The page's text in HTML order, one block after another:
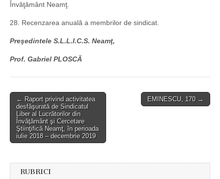
Învăţământ Neamţ.
28. Recenzarea anuală a membrilor de sindicat.
Preşedintele S.L.L.I.C.S. Neamţ,
Prof. Gabriel PLOSCĂ
Post
navigation
← Raport privind activitatea
desfăşurată de Sindicatul
Liber al Lucrătorilor din
Învăţământ şi Cercetare
Ştiinţifică Neamţ, în perioada
iulie 2018 – decembrie 2019
EMINESCU, 170 →
RUBRICI